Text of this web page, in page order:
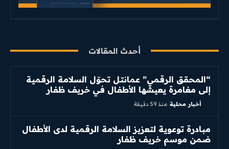
أحدث المقالات
“المحقق الرقمي” عمانتل تحوّل السلامة الرقمية
إلى مغامرة يعيشها الأطفال في خريف ظفار
أخبار محلية منذ 59 دقيقة
مبادرة توعوية لتعزيز السلامة الرقمية لدى الأطفال
ضمن موسم خريف ظفار